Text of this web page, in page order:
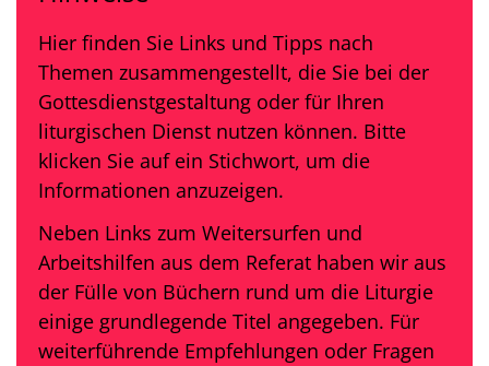
Hier finden Sie Links und Tipps nach
Themen zusammengestellt, die Sie bei der
Gottesdienstgestaltung oder für Ihren
liturgischen Dienst nutzen können. Bitte
klicken Sie auf ein Stichwort, um die
Informationen anzuzeigen.
Neben Links zum Weitersurfen und
Arbeitshilfen aus dem Referat haben wir aus
der Fülle von Büchern rund um die Liturgie
einige grundlegende Titel angegeben. Für
weiterführende Empfehlungen oder Fragen